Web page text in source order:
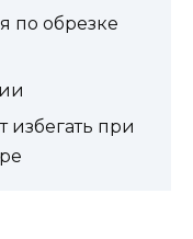
по обрезке
избегать при